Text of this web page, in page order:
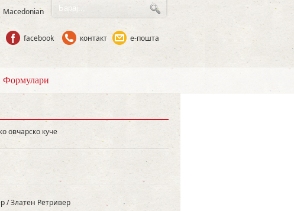
Macedonian
facebook контакт е-пошта
Формулари
овчарско куче
/ Златен Ретривер